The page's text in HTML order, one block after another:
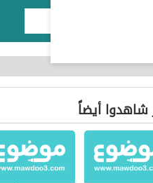
شاهدوا أيضاً